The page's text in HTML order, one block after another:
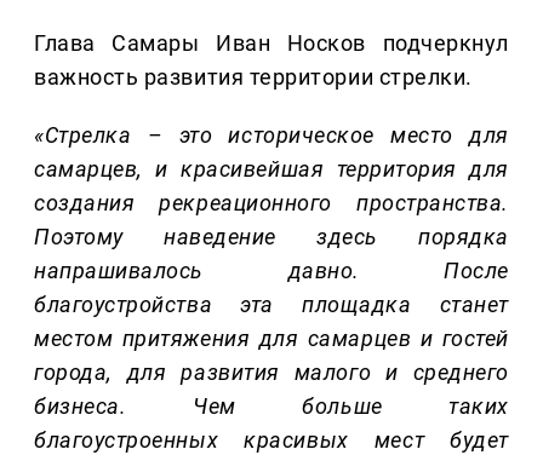
Глава Самары Иван Носков подчеркнул
важность развития территории стрелки.
«Стрелка – это историческое место для
самарцев, и красивейшая территория для
создания рекреационного пространства.
Поэтому наведение здесь порядка
напрашивалось давно. После
благоустройства эта площадка станет
местом притяжения для самарцев и гостей
города, для развития малого и среднего
бизнеса. Чем больше таких
благоустроенных красивых мест будет